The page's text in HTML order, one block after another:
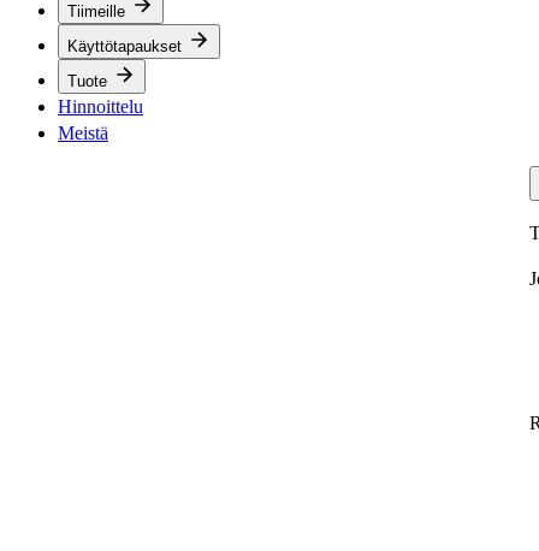
Tiimeille
Käyttötapaukset
Tuote
Hinnoittelu
Meistä